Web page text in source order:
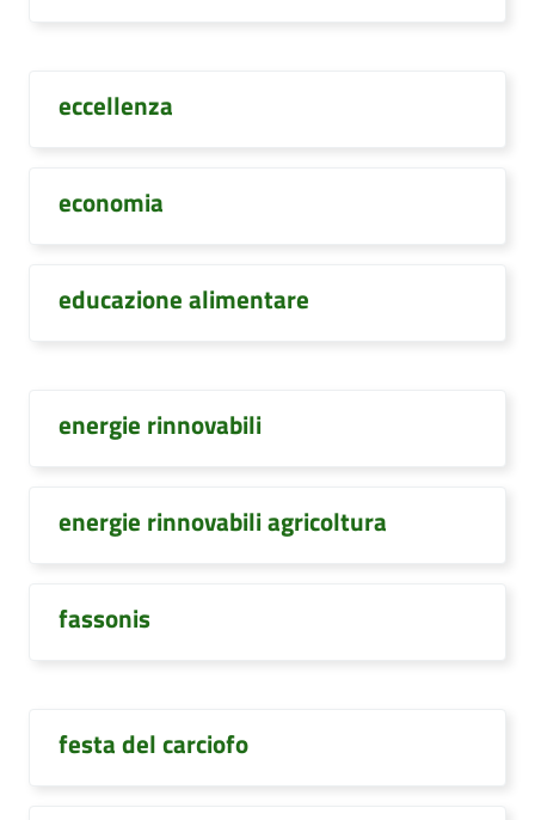
eccellenza
economia
educazione alimentare
energie rinnovabili
energie rinnovabili agricoltura
fassonis
festa del carciofo